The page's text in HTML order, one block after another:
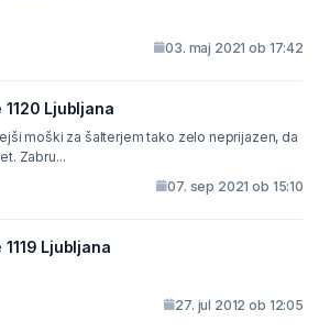
03. maj 2021 ob 17:42
Ljubljana
moški za šalterjem tako zelo neprijazen, da
Zabru...
07. sep 2021 ob 15:10
Ljubljana
27. jul 2012 ob 12:05